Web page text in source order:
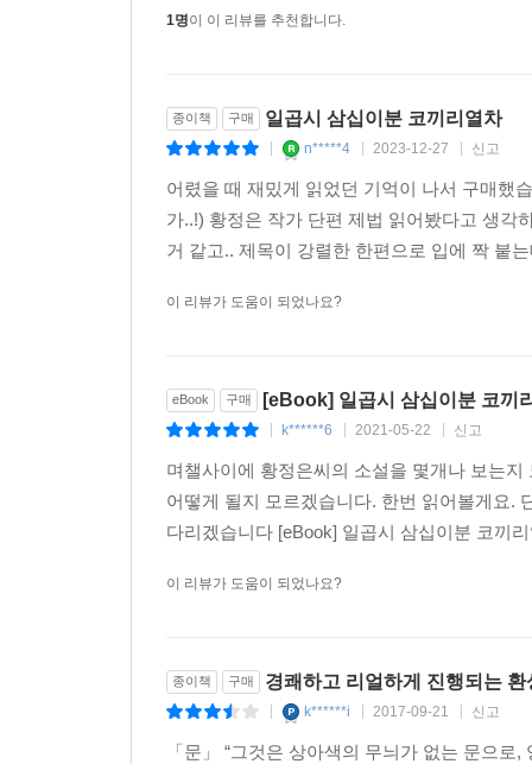
전력질주하며 수많은 개체로 증식해버리거나 혹
……분실의 항목은 개인이나 사정에 따라서 다
그림자를 읽었다는 내용의 보고 또한 상당량
-------
1) 드물게 눈꺼풀을 분실하는 경우가 있으므로 주
황정은의 환상이 지니고 있는 독특성은 명랑성
비애는 우리가 일상인으로서 살아감에 있어 어
그런 마음의 상태로부터, 즉 부조리한 세계
수용해버리려고 함으로써 마조히즘적인 명랑성
생겨난다.
평단에서 좋은 반응을 얻고 있는 작가이다.
일상과 맞닿아 있는 황정은만의 환상은, 때문에
현실의 그것을 날것 그대로 드러내 보인다. 작가
1명이 이 리뷰를 추천합니다.
종이책 구매 일곱시 삼십이분 코끼리열차
n*****4 2023-12-27 신고
어렸을 때 재밌게 읽었던 기억이 나서 구매했
가..!) 황정은 작가 단편 제법 읽어봤다고 생각
거 같고.. 제목이 강렬한 한편으로 입에 짝 붙
이 리뷰가 도움이 되었나요?
eBook 구매 [eBook] 일곱시 삼십이분 코끼
k******6 2021-05-22 신고
며챌사이에 황정은씨의 소설을 몇개나 보는
어떻게 될지 모르겠습니다. 한번 읽어볼게요.
다리겠습니다 [eBook] 일곱시 삼십이분 코끼
이 리뷰가 도움이 되었나요?
종이책 구매 경쾌하고 리얼하게 진행되는
k******i 2017-09-21 신고
「문」 “그것은 상아색의 무늬가 없는 문으